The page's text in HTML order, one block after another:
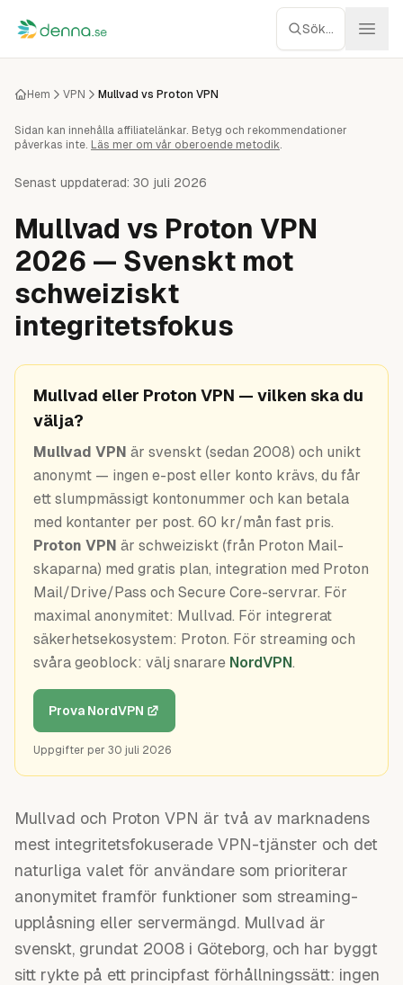
Hoppa till innehåll Sök...
Webbhotell
Managed WP
Servrar
Nätverk
Molnlagring
Recensioner
Verktyg
Guider
Hem VPN Mullvad vs Proton VPN
Sidan kan innehålla affiliatelänkar. Betyg och rekommendationer
påverkas inte. Läs mer om vår oberoende metodik.
Senast uppdaterad: 30 juli 2026
Mullvad vs Proton VPN
2026 — Svenskt mot
schweiziskt
integritetsfokus
Mullvad eller Proton VPN — vilken ska du
välja?
Mullvad VPN är svenskt (sedan 2008) och unikt
anonymt — ingen e-post eller konto krävs, du får
ett slumpmässigt kontonummer och kan betala
med kontanter per post. 60 kr/mån fast pris.
Proton VPN är schweiziskt (från Proton Mail-
skaparna) med gratis plan, integration med Proton
Mail/Drive/Pass och Secure Core-servrar. För
maximal anonymitet: Mullvad. För integrerat
säkerhetsekosystem: Proton. För streaming och
svåra geoblock: välj snarare NordVPN.
Prova NordVPN
Uppgifter per 30 juli 2026
Mullvad och Proton VPN är två av marknadens
mest integritetsfokuserade VPN-tjänster och det
naturliga valet för användare som prioriterar
anonymitet framför funktioner som streaming-
upplåsning eller servermängd. Mullvad är
svenskt, grundat 2008 i Göteborg, och har byggt
sitt rykte på ett principfast förhållningssätt: ingen